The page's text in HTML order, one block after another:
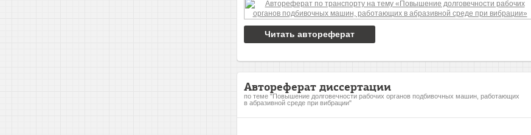
Читать автореферат
Автореферат диссертации
по теме "Повышение долговечности рабочих органов подбивочных машин, работающих
в абразивной среде при вибрации"